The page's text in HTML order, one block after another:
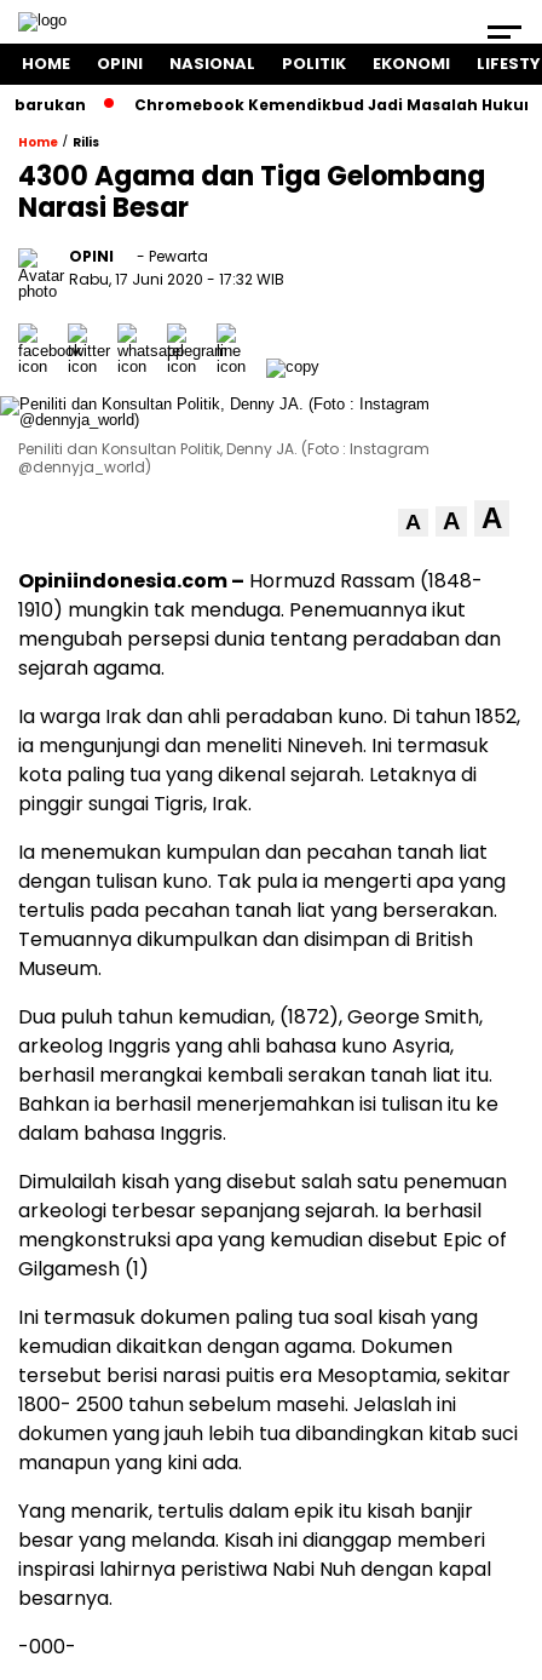
HOME OPINI NASIONAL POLITIK EKONOMI
Chromebook Kemendikbud Jadi Masalah Hukum:
Home / Rilis
4300 Agama dan Tiga Gelombang
Narasi Besar
OPINI
- Pewarta
Rabu, 17 Juni 2020 - 17:32 WIB
Peniliti dan Konsultan Politik, Denny JA. (Foto : Instagram
@dennyja_world)
A A A
Opiniindonesia.com – Hormuzd Rassam (1848-
1910) mungkin tak menduga. Penemuannya ikut
mengubah persepsi dunia tentang peradaban dan
sejarah agama.
Ia warga Irak dan ahli peradaban kuno. Di tahun 1852,
ia mengunjungi dan meneliti Nineveh. Ini termasuk
kota paling tua yang dikenal sejarah. Letaknya di
pinggir sungai Tigris, Irak.
Ia menemukan kumpulan dan pecahan tanah liat
dengan tulisan kuno. Tak pula ia mengerti apa yang
tertulis pada pecahan tanah liat yang berserakan.
Temuannya dikumpulkan dan disimpan di British
Museum.
Dua puluh tahun kemudian, (1872), George Smith,
arkeolog Inggris yang ahli bahasa kuno Asyria,
berhasil merangkai kembali serakan tanah liat itu.
Bahkan ia berhasil menerjemahkan isi tulisan itu ke
dalam bahasa Inggris.
Dimulailah kisah yang disebut salah satu penemuan
arkeologi terbesar sepanjang sejarah. Ia berhasil
mengkonstruksi apa yang kemudian disebut Epic of
Gilgamesh (1)
Ini termasuk dokumen paling tua soal kisah yang
kemudian dikaitkan dengan agama. Dokumen
tersebut berisi narasi puitis era Mesoptamia, sekitar
1800- 2500 tahun sebelum masehi. Jelaslah ini
dokumen yang jauh lebih tua dibandingkan kitab suci
manapun yang kini ada.
Yang menarik, tertulis dalam epik itu kisah banjir
besar yang melanda. Kisah ini dianggap memberi
inspirasi lahirnya peristiwa Nabi Nuh dengan kapal
besarnya.
-000-